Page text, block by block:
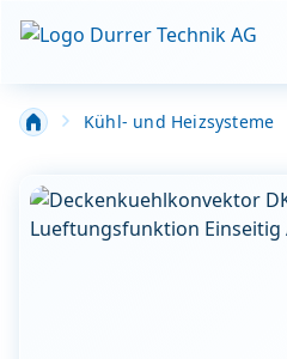
Kühl- und Heizsysteme